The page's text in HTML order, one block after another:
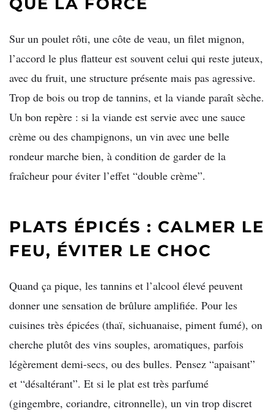
Sur un poulet rôti, une côte de veau, un filet mignon,
l’accord le plus flatteur est souvent celui qui reste juteux,
avec du fruit, une structure présente mais pas agressive.
Trop de bois ou trop de tannins, et la viande paraît sèche.
Un bon repère : si la viande est servie avec une sauce
crème ou des champignons, un vin avec une belle
rondeur marche bien, à condition de garder de la
fraîcheur pour éviter l’effet “double crème”.
PLATS ÉPICÉS : CALMER LE
FEU, ÉVITER LE CHOC
Quand ça pique, les tannins et l’alcool élevé peuvent
donner une sensation de brûlure amplifiée. Pour les
cuisines très épicées (thaï, sichuanaise, piment fumé), on
cherche plutôt des vins souples, aromatiques, parfois
légèrement demi-secs, ou des bulles. Pensez “apaisant”
et “désaltérant”. Et si le plat est très parfumé
(gingembre, coriandre, citronnelle), un vin trop discret